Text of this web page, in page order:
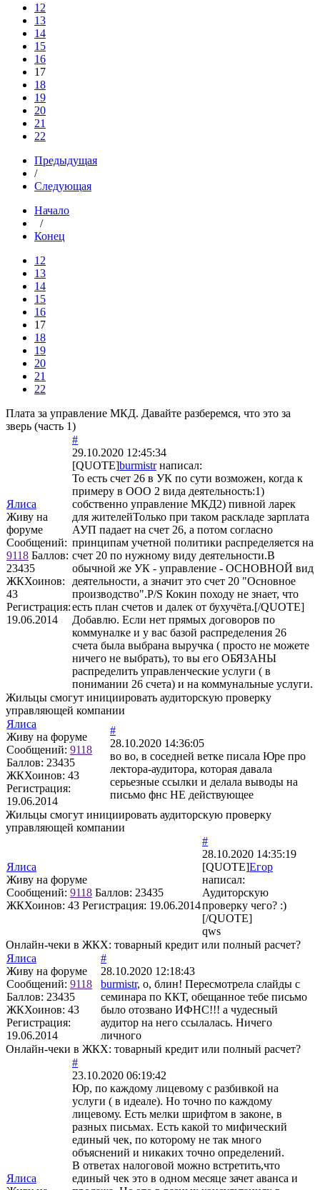
12
13
14
15
16
17
18
19
20
21
22
Предыдущая
/
Следующая
Начало
/
Конец
12
13
14
15
16
17
18
19
20
21
22
Плата за управление МКД. Давайте разберемся, что это за
зверь (часть 1)
Ялиса
Живу на
форуме
Сообщений:
9118 Баллов:
23435
ЖКХоинов:
43
Регистрация:
19.06.2014
#
29.10.2020 12:45:34
[QUOTE]burmistrнаписал:
То есть счет 26 в УК по сути возможен, когда к
примеру в ООО 2 вида деятельность:1)
собственно управление МКД2) пивной ларек
для жителейТолько при таком раскладе зарплата
АУП падает на счет 26, а потом согласно
принципам учетной политики распределяется на
счет 20 по нужному виду деятельности.В
обычной же УК - управление - ОСНОВНОЙ вид
деятельности, а значит это счет 20 "Основное
производство".P/S Кокин походу не знает, что
есть план счетов и далек от бухучёта.[/QUOTE]
Добавлю. Если нет прямых договоров по
коммуналке и у вас базой распределения 26
счета была выбрана выручка ( просто не можете
ничего не выбрать), то вы его ОБЯЗАНЫ
распределить управленческие услуги ( в
понимании 26 счета) и на коммунальные услуги.
Жильцы смогут инициировать аудиторскую проверку
управляющей компании
Ялиса
Живу на форуме
Сообщений: 9118
Баллов: 23435
ЖКХоинов: 43
Регистрация:
19.06.2014
#
28.10.2020 14:36:05
во во, в соседней ветке писала Юре про
лектора-аудитора, которая давала
серьезные ссылки и делала выводы на
письмо фнс НЕ действующее
Жильцы смогут инициировать аудиторскую проверку
управляющей компании
Ялиса
Живу на форуме
Сообщений: 9118 Баллов: 23435
ЖКХоинов: 43 Регистрация: 19.06.2014
#
28.10.2020 14:35:19
[QUOTE]Егор
написал:
Аудиторскую
проверку чего? :)
[/QUOTE]
qws
Онлайн-чеки в ЖКХ: товарный кредит или полный расчет?
Ялиса
Живу на форуме
Сообщений: 9118
Баллов: 23435
ЖКХоинов: 43
Регистрация:
19.06.2014
#
28.10.2020 12:18:43
burmistr, о, блин! Пересмотрела слайды с
семинара по ККТ, обещанное тебе письмо
было отозвано ИФНС!!! а чудесный
аудитор на него ссылалась. Ничего
личного
Онлайн-чеки в ЖКХ: товарный кредит или полный расчет?
Ялиса
#
23.10.2020 06:19:42
Юр, по каждому лицевому с разбивкой на
услуги ( в идеале). Но точно по каждому
лицевому. Есть мелки шрифтом в законе, в
разных письмах. Есть какой то мифический
единый чек, по которому не так много
объяснений и никаких точно определений.
В ответах налоговой можно встретить,что
единый чек это в одном месяце зачет аванса и